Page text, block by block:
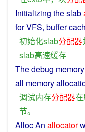
Initializing the slab
forVFS, buffer
初始化slab分配器
slab高速缓存
Thedebug memory
all memory
调试内存分配器在
节。
Alloc An allocator